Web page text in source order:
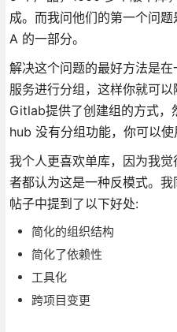
成。而我问他们的第一个问
A 的一部分。
解决这个问题的最好方法是
服务进行分组，这样你就可以
Gitlab提供了创建组的方式
hub 没有分组功能，你可以使
我个人更喜欢单库，因为我
者都认为这是一种反模式。我
帖子中提到了以下好处:
简化的组织结构
简化了依赖性
工具化
跨项目变更